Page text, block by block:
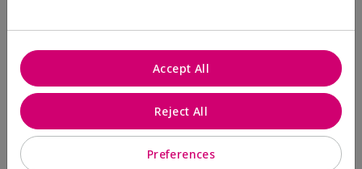
marykay.com/en-us/
Comentarios sobre Fragrance-Free Satin Hands®
Nourishing Shea Cream
I love fragrance free hand cream. Most hand creams
have a fragrance that is bothersome. This one is
BOTH fragrance free & awesome on hands! I keep
trail size in purse to use all day & full size at home. It
heals dry hands ! Love!Preferences
Reject All
Accept All